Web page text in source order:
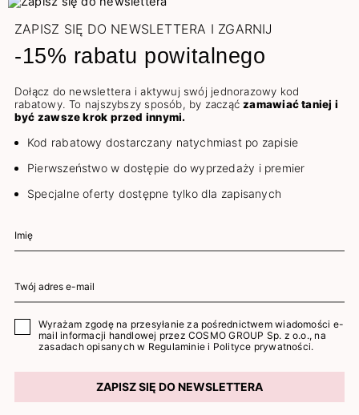
ZAPISZ SIĘ DO NEWSLETTERA I ZGARNIJ
-15% rabatu powitalnego
Dołącz do newslettera i aktywuj swój jednorazowy kod
rabatowy. To najszybszy sposób, by zacząćzamawiać taniej i
być zawsze krok przed innymi.
Kod rabatowy dostarczany natychmiast po zapisie
Pierwszeństwo w dostępie do wyprzedaży i premier
Specjalne oferty dostępne tylko dla zapisanych
Wyrażam zgodę na przesyłanie za pośrednictwem wiadomości e-
mail informacji handlowej przez COSMO GROUP Sp. z o.o., na
zasadach opisanych w Regulaminie i Polityce prywatności.
ZAPISZ SIĘ DO NEWSLETTERA